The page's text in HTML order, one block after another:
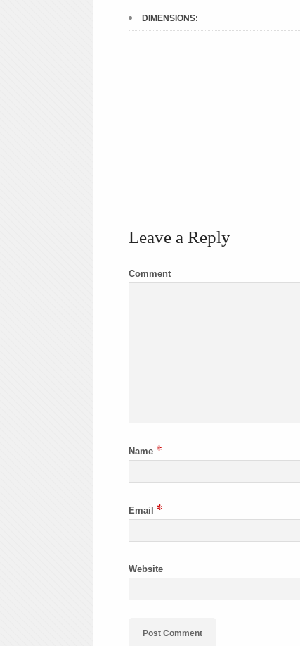
DIMENSIONS:
Leave a Reply
Comment
Name *
Email *
Website